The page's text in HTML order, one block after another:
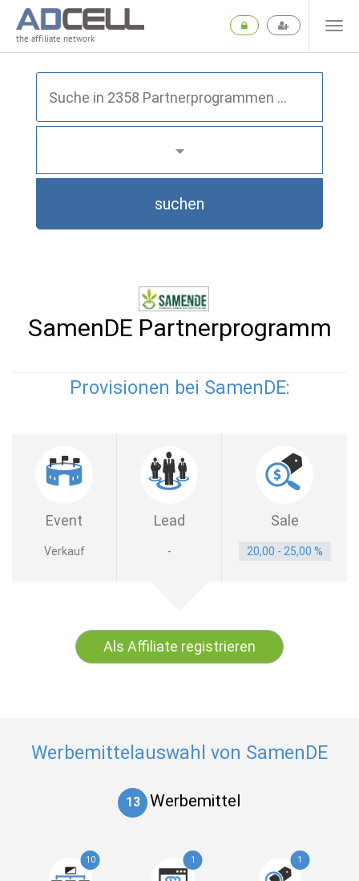
the affiliate network
suchen
SamenDE Partnerprogramm
Provisionen bei SamenDE:
Event Lead Sale
Verkauf - 20,00 - 25,00 %
Als Affiliate registrieren
Werbemittelauswahl von SamenDE
13 Werbemittel
10 1 1